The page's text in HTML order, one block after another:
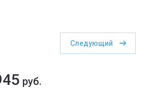
Следующий
руб.